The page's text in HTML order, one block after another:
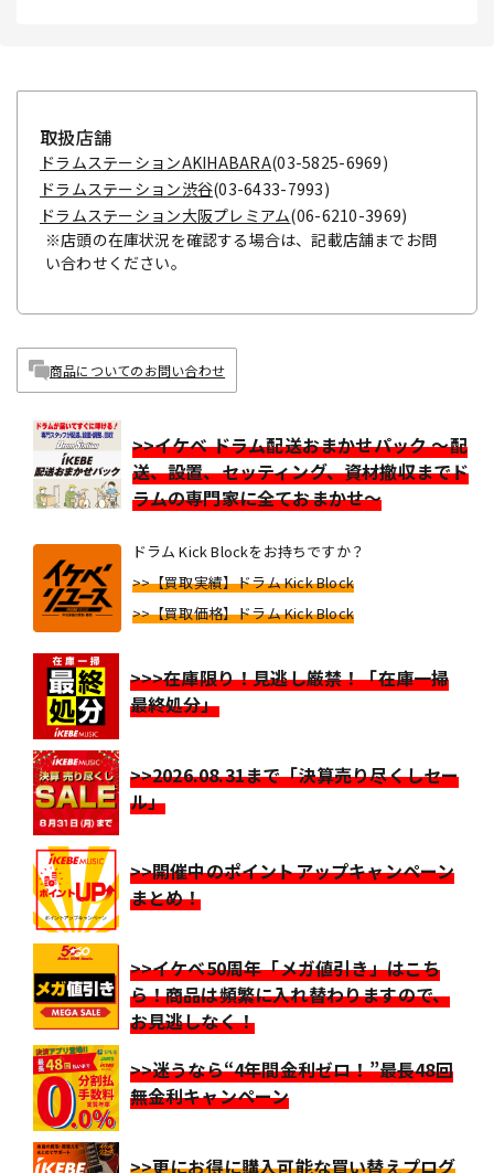
取扱店舗
ドラムステーションAKIHABARA(03-5825-6969)
ドラムステーション渋谷(03-6433-7993)
ドラムステーション大阪プレミアム(06-6210-3969)
※店頭の在庫状況を確認する場合は、記載店舗までお問
い合わせください。
商品についてのお問い合わせ
>>イケベ ドラム配送おまかせパック ～配
送、設置、セッティング、資材撤収までド
ラムの専門家に全ておまかせ～
ドラム Kick Blockをお持ちですか？
>>【買取実績】ドラム Kick Block
>>【買取価格】ドラム Kick Block
>>>在庫限り！見逃し厳禁！「在庫一掃
最終処分」
>>2026.08.31まで「決算売り尽くしセー
ル」
>>開催中のポイントアップキャンペーン
まとめ！
>>イケベ50周年「メガ値引き」はこち
ら！商品は頻繁に入れ替わりますので、
お見逃しなく！
>>迷うなら“4年間金利ゼロ！”最長48回
無金利キャンペーン
>>更にお得に購入可能な買い替えプログ